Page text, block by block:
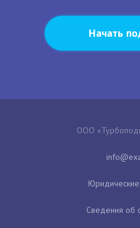
Начать
ООО
Сведения об